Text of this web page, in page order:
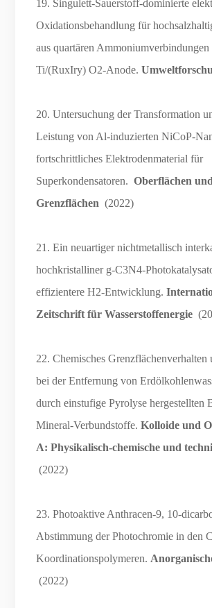
19. Singulett-Sauerstoff-dominierte
Oxidationsbehandlung für
aus quartären Ammoniumverbindungen
Ti/(RuxIry) O2-Anode.
20. Untersuchung der Transformation
Leistung von Al-induzierten NiCoP-
fortschrittliches Elektrodenmaterial für
Superkondensatoren. Oberflächen und
Grenzflächen (2022)
21. Ein neuartiger nichtmetallisch
hochkristalliner g-C3N4-
effizientere H2-Entwicklung.
Zeitschrift für Wasserstoffenergie
22. Chemisches Grenzflächenverhalten
bei der Entfernung von
durch einstufige Pyrolyse hergestellten
Mineral-Verbundstoffe.Kolloide und
A: Physikalisch-chemische und
(2022)
23. Photoaktive Anthracen-9, 10-
Abstimmung der Photochromie in den
Koordinationspolymeren.
(2022)